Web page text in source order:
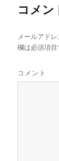
コメン
メールアド
欄は必須項目
コメント